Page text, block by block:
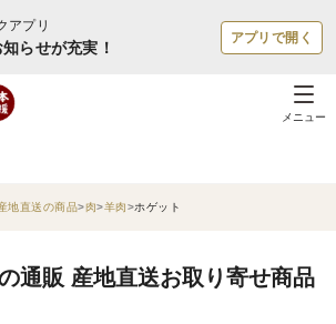
アプリ
らせが充実！
アプリで開く
メニュー
地直送の商品 肉 羊肉 ホゲット
通販 産地直送お取り寄せ商品